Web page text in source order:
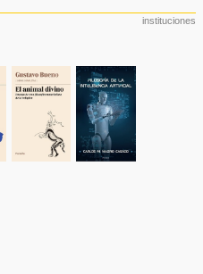
instituciones